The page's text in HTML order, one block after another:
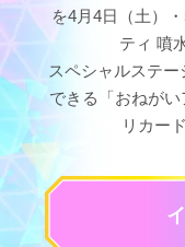
を4月4日（土）
ティ 噴
スペシャルステ
できる
「おねが
リカー